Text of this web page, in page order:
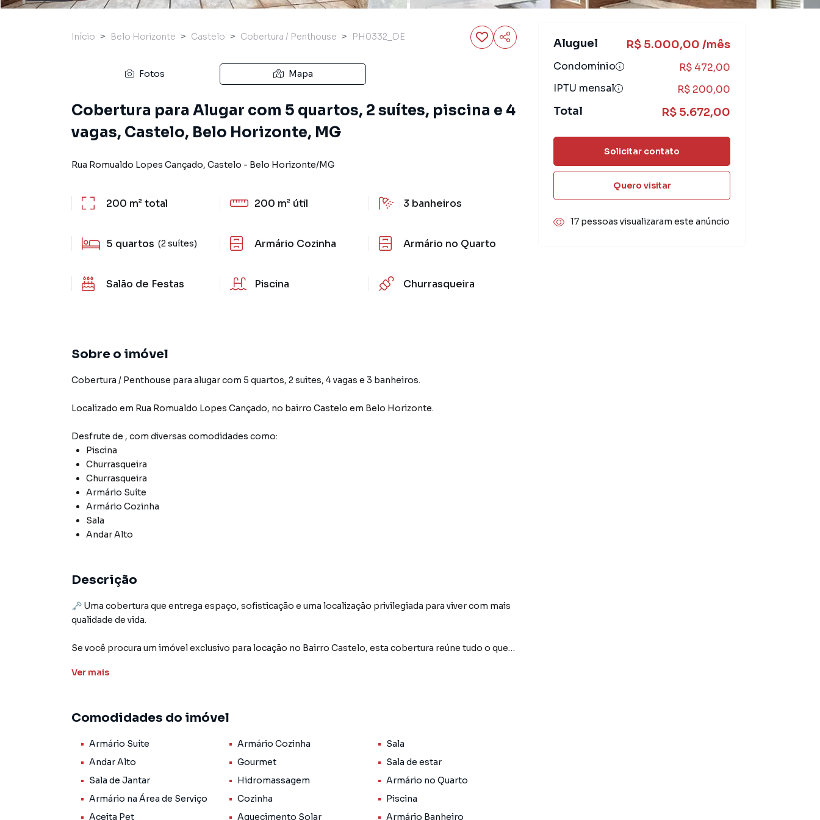
Início Belo Horizonte Castelo Cobertura / Penthouse PH0332_DE
Fotos Mapa
Cobertura para Alugar com 5 quartos, 2 suítes, piscina e 4
vagas, Castelo, Belo Horizonte, MG
Rua Romualdo Lopes Cançado, Castelo - Belo Horizonte/MG
200 m²total 200 m² útil 3 banheiros
5 quartos (2 suítes) Armário Cozinha Armário no Quarto
Salão de Festas Piscina Churrasqueira
Sobre o imóvel
Cobertura / Penthouse para alugar com 5 quartos, 2 suites, 4 vagas e 3 banheiros.
Localizado em Rua Romualdo Lopes Cançado, no bairro Castelo em Belo Horizonte.
Desfrute de , com diversas comodidades como:
Piscina
Churrasqueira
Churrasqueira
Armário Suíte
Armário Cozinha
Sala
Andar Alto
Descrição
🗝️ Uma cobertura que entrega espaço, sofisticação e uma localização privilegiada para viver com mais
qualidade de vida.
Se você procura um imóvel exclusivo para locação no Bairro Castelo, esta cobertura reúne tudo o que
perfeita para aproveitar os melhores momentos!
de serviço independente, aquecimento solar, 3 banheiros e 4 vagas de garagem.
No segundo pavimento, o grande destaque fica por conta da área de lazer exclusiva, com piscina
privativa, churrasqueira, sala de apoio e um amplo espaço ideal para receber familiares e amigos com
conforto e privacidade.
O condomínio ainda oferece salão de festas, piscina e churrasqueira, proporcionando ainda mais
comodidade para o dia a dia.
Ver mais
Comodidades do imóvel
Armário Suíte Armário Cozinha
Sala
Andar Alto
Gourmet
Sala de estar
Sala de Jantar
Hidromassagem
Armário no Quarto
Armário na Área de Serviço
Cozinha
Piscina
Aceita Pet
Aquecimento Solar
Armário Banheiro
Aluguel R$ 5.000,00 /mês
Condomínio
R$ 472,00
IPTU mensal
R$ 200,00
Total R$ 5.672,00
Solicitar contato
Quero visitar
17 pessoas visualizaram este anúncio